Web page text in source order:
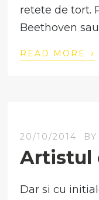
retete de tort.
Beethoven
READ MORE ›
20/10/2014 BY
Artistul
Dar si cu